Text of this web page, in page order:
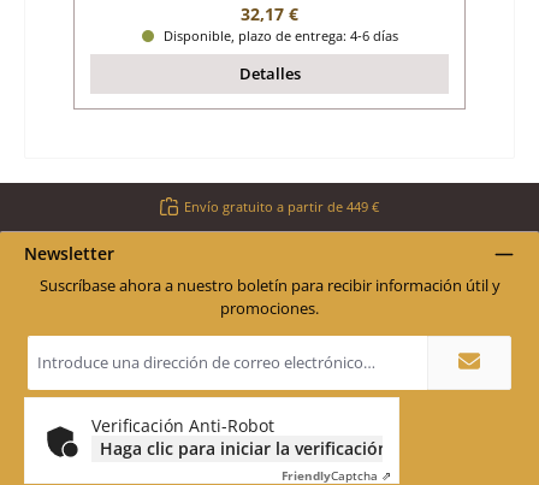
Precio normal:
32,17 €
Disponible, plazo de entrega: 4-6 días
Detalles
Envío gratuito a partir de 449 €
Newsletter
Suscríbase ahora a nuestro boletín para recibir información útil y
promociones.
de
electrónico
Verificación Anti-Robot
Haga clic para iniciar la verificación
FriendlyCaptcha ⇗